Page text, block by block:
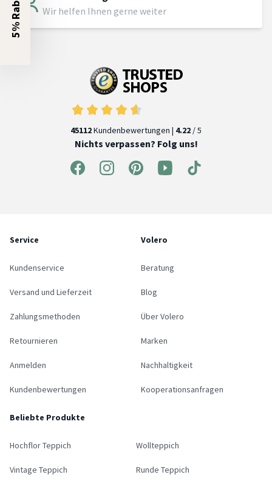
Wir helfen Ihnen gerne weiter
45112Kundenbewertungen | 4.22 / 5
Nichts verpassen? Folg uns!
Service
Kundenservice
Versand und Lieferzeit
Zahlungsmethoden
Retournieren
Anmelden
Kundenbewertungen
Volero
Beratung
Blog
Über Volero
Marken
Nachhaltigkeit
Kooperationsanfragen
Beliebte Produkte
Hochflor Teppich Wollteppich
Vintage Teppich Runde Teppich